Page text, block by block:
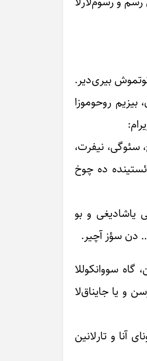
بیری‌دیر.
بیزیم روحوموزا
سئوگی، نیفرت،
ده چوخ
یاشادیغی و بو
… دن سؤز آچیر.
گاه سووانکوللا
و یا جایناق‌لا
آنا و تارلانین